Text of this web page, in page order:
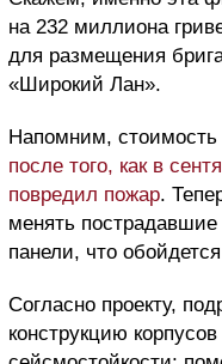
на 232 миллиона
для размещения
«Широкий Лан».
Напомним, стоимость
после того, как в
повредил пожар.
менять
панели, что
Согласно проекту,
конструкцию